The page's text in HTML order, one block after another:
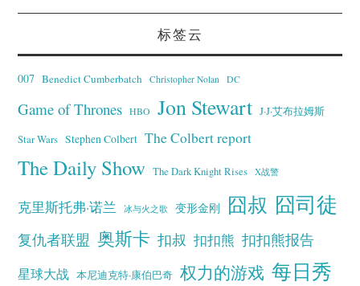
标签云
007 Benedict Cumberbatch Christopher Nolan DC
Game of Thrones HBO Jon Stewart J·J·艾布拉姆斯
Star Wars Stephen Colbert The Colbert report
The Daily Show The Dark Knight Rises X战警
克里斯托弗·诺兰 冰与火之歌 变形金刚 囧叔 囧司徒
复仇者联盟 奥斯卡 扣叔 扣扣熊 扣扣熊报告
星球大战 本尼迪克特·康伯巴奇 权力的游戏 每日秀